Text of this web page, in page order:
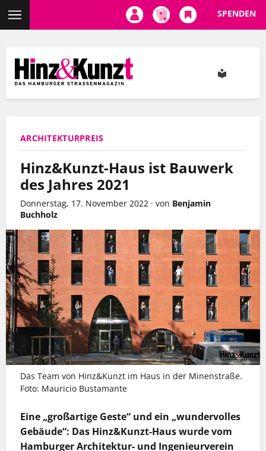
Inhalt
SPENDEN
ARCHITEKTURPREIS
Hinz&Kunzt-Haus ist Bauwerk
des Jahres 2021
Donnerstag, 17. November 2022 · von Benjamin
Buchholz
Das Team von Hinz&Kunzt im Haus in der Minenstraße.
Foto: Mauricio Bustamante
Eine „großartige Geste“ und ein „wundervolles
Gebäude“: Das Hinz&Kunzt-Haus wurde vom
Hamburger Architektur- und Ingenieurverein